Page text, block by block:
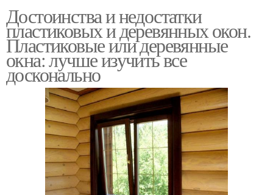
Достоинства и недостатки
пластиковых и деревянных окон.
Пластиковые или деревянные
окна: лучше изучить все
досконально